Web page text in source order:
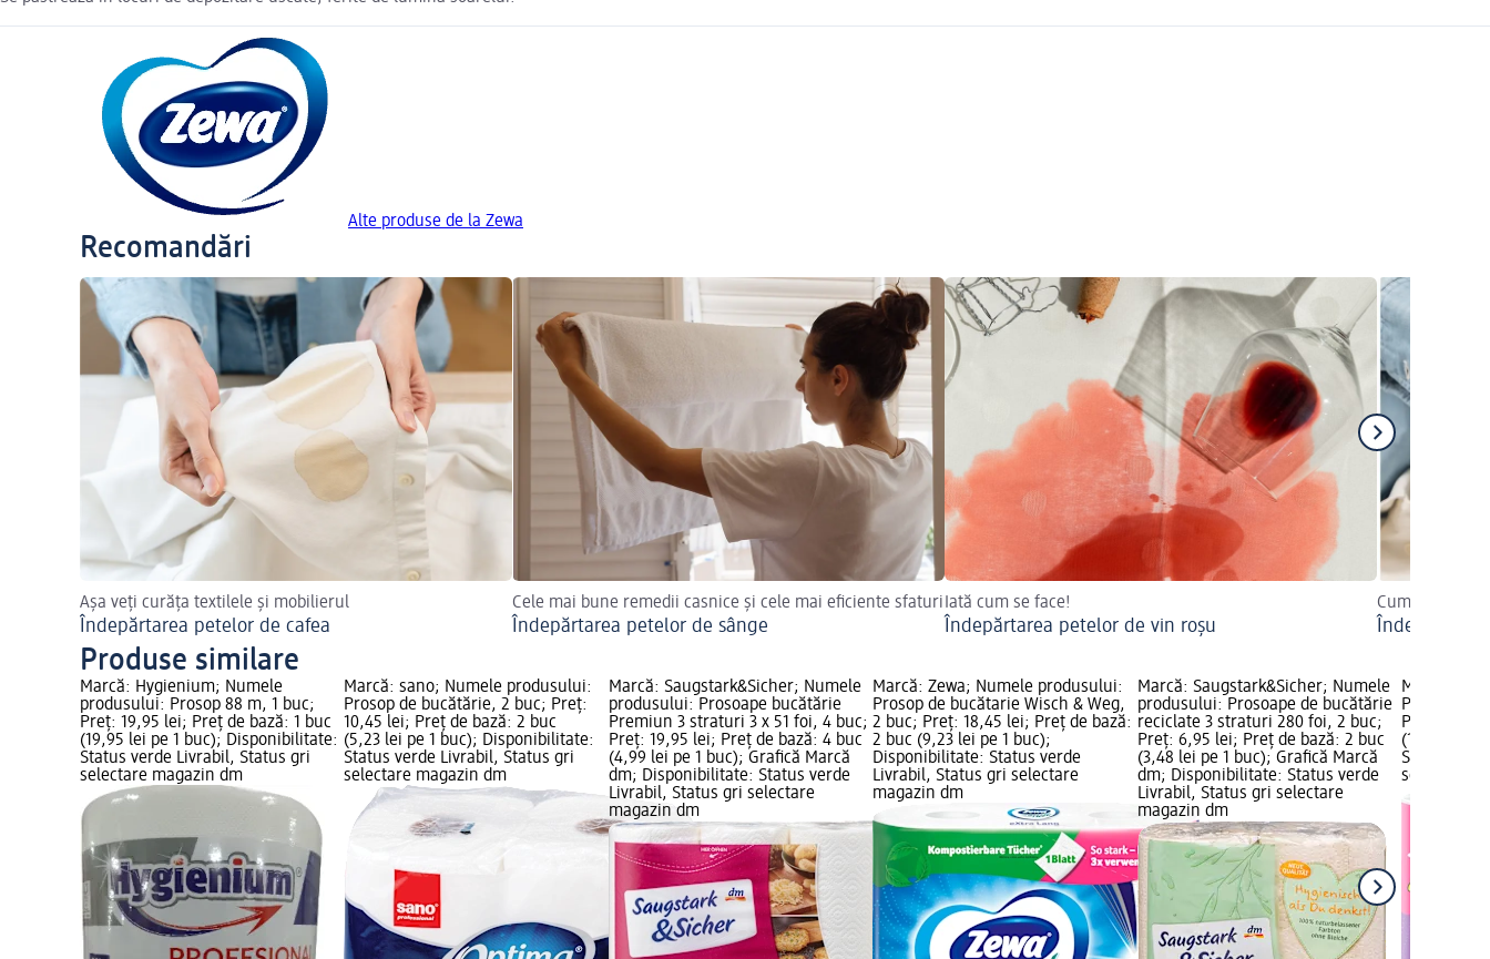
Alte produse de la Zewa
Recomandări
Așa veți curăța textilele și mobilierul
Îndepărtarea petelor de cafea
Cele mai bune remedii casnice și cele mai eficiente sfaturi
Îndepărtarea petelor de sânge
Iată cum se face!
Îndepărtarea petelor de vin roșu
Cum să
Produse similare
Marcă: Hygienium; Numele
produsului: Prosop 88 m, 1 buc;
Preț: 19,95 lei; Preț de bază: 1 buc
(19,95 lei pe 1 buc); Disponibilitate:
Status verde Livrabil, Status gri
selectare magazin dm
Marcă: sano; Numele produsului:
Prosop de bucătărie, 2 buc; Preț:
10,45 lei; Preț de bază: 2 buc
(5,23 lei pe 1 buc); Disponibilitate:
Status verde Livrabil, Status gri
selectare magazin dm
Marcă: Saugstark&Sicher; Numele
produsului: Prosoape bucătărie
Premiun 3 straturi 3 x 51 foi, 4 buc;
Preț: 19,95 lei; Preț de bază: 4 buc
(4,99 lei pe 1 buc); Grafică Marcă
dm; Disponibilitate: Status verde
Livrabil, Status gri selectare
magazin dm
Marcă: Zewa; Numele produsului:
Prosop de bucătarie Wisch & Weg,
2 buc; Preț: 18,45 lei; Preț de bază:
2 buc (9,23 lei pe 1 buc);
Disponibilitate: Status verde
Livrabil, Status gri selectare
magazin dm
Marcă: Saugstark&Sicher; Numele
produsului: Prosoape de bucătărie
reciclate 3 straturi 280 foi, 2 buc;
Preț: 6,95 lei; Preț de bază: 2 buc
(3,48 lei pe 1 buc); Grafică Marcă
dm; Disponibilitate: Status verde
Livrabil, Status gri selectare
magazin dm
Marcă:
Prosop de
Preț: 18,45
(18,45 lei
Status
selectare